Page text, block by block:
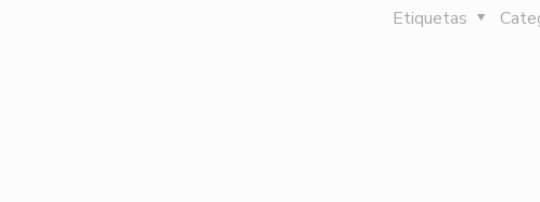
Etiquetas